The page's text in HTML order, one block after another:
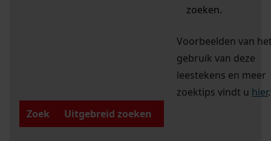
zoeken.
Voorbeelden van
gebruik van deze
leestekens en meer
zoektips vindt u hier.
Zoek
Uitgebreid zoeken